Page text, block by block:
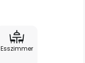
Esszimmer